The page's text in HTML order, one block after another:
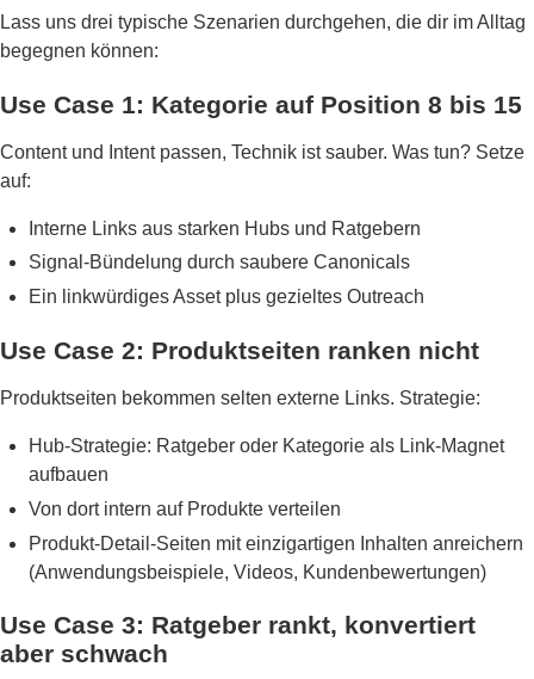
Lass uns drei typische Szenarien durchgehen, die dir im Alltag
begegnen können:
Use Case 1: Kategorie auf Position 8 bis 15
Content und Intent passen, Technik ist sauber. Was tun? Setze
auf:
Interne Links aus starken Hubs und Ratgebern
Signal-Bündelung durch saubere Canonicals
Ein linkwürdiges Asset plus gezieltes Outreach
Use Case 2: Produktseiten ranken nicht
Produktseiten bekommen selten externe Links. Strategie:
Hub-Strategie: Ratgeber oder Kategorie als Link-Magnet
aufbauen
Von dort intern auf Produkte verteilen
Produkt-Detail-Seiten mit einzigartigen Inhalten anreichern
(Anwendungsbeispiele, Videos, Kundenbewertungen)
Use Case 3: Ratgeber rankt, konvertiert
aber schwach